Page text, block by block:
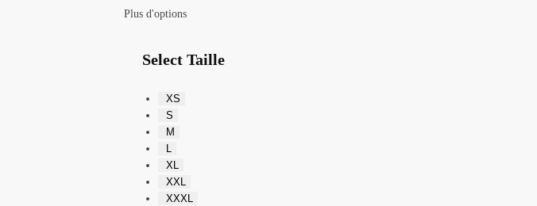
Plus d'options
Select Taille
XS
S
M
L
XL
XXL
XXXL